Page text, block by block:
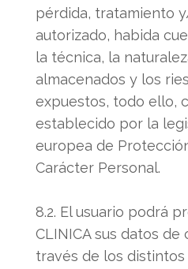
pérdida, tratamiento
autorizado, habida
la técnica, la
almacenados y los
expuestos, todo ello,
establecido por la
europea de
Carácter Personal.
8.2. El usuario podrá
CLINICA sus datos
través de los